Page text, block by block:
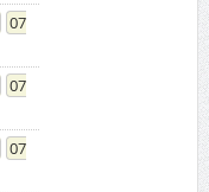
07
07